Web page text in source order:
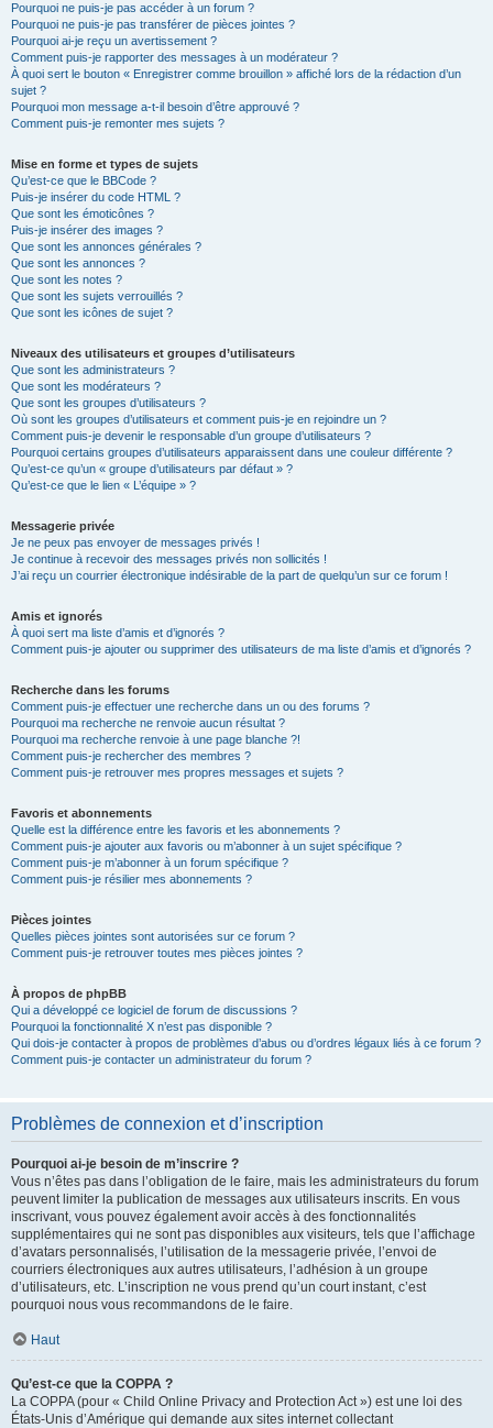
Pourquoi ne puis-je pas accéder à un forum ?
Pourquoi ne puis-je pas transférer de pièces jointes ?
Pourquoi ai-je reçu un avertissement ?
Comment puis-je rapporter des messages à un modérateur ?
À quoi sert le bouton « Enregistrer comme brouillon » affiché lors de la rédaction d’un
sujet ?
Pourquoi mon message a-t-il besoin d’être approuvé ?
Comment puis-je remonter mes sujets ?
Mise en forme et types de sujets
Qu’est-ce que le BBCode ?
Puis-je insérer du code HTML ?
Que sont les émoticônes ?
Puis-je insérer des images ?
Que sont les annonces générales ?
Que sont les annonces ?
Que sont les notes ?
Que sont les sujets verrouillés ?
Que sont les icônes de sujet ?
Niveaux des utilisateurs et groupes d’utilisateurs
Que sont les administrateurs ?
Que sont les modérateurs ?
Que sont les groupes d’utilisateurs ?
Où sont les groupes d’utilisateurs et comment puis-je en rejoindre un ?
Comment puis-je devenir le responsable d’un groupe d’utilisateurs ?
Pourquoi certains groupes d’utilisateurs apparaissent dans une couleur différente ?
Qu’est-ce qu’un « groupe d’utilisateurs par défaut » ?
Qu’est-ce que le lien « L’équipe » ?
Messagerie privée
Je ne peux pas envoyer de messages privés !
Je continue à recevoir des messages privés non sollicités !
J’ai reçu un courrier électronique indésirable de la part de quelqu’un sur ce forum !
Amis et ignorés
À quoi sert ma liste d’amis et d’ignorés ?
Comment puis-je ajouter ou supprimer des utilisateurs de ma liste d’amis et d’ignorés ?
Recherche dans les forums
Comment puis-je effectuer une recherche dans un ou des forums ?
Pourquoi ma recherche ne renvoie aucun résultat ?
Pourquoi ma recherche renvoie à une page blanche ?!
Comment puis-je rechercher des membres ?
Comment puis-je retrouver mes propres messages et sujets ?
Favoris et abonnements
Quelle est la différence entre les favoris et les abonnements ?
Comment puis-je ajouter aux favoris ou m’abonner à un sujet spécifique ?
Comment puis-je m’abonner à un forum spécifique ?
Comment puis-je résilier mes abonnements ?
Pièces jointes
Quelles pièces jointes sont autorisées sur ce forum ?
Comment puis-je retrouver toutes mes pièces jointes ?
À propos de phpBB
Qui a développé ce logiciel de forum de discussions ?
Pourquoi la fonctionnalité X n’est pas disponible ?
Qui dois-je contacter à propos de problèmes d’abus ou d’ordres légaux liés à ce forum ?
Comment puis-je contacter un administrateur du forum ?
Problèmes de connexion et d’inscription
Pourquoi ai-je besoin de m’inscrire ?
Vous n’êtes pas dans l’obligation de le faire, mais les administrateurs du forum
peuvent limiter la publication de messages aux utilisateurs inscrits. En vous
inscrivant, vous pouvez également avoir accès à des fonctionnalités
supplémentaires qui ne sont pas disponibles aux visiteurs, tels que l’affichage
d’avatars personnalisés, l’utilisation de la messagerie privée, l’envoi de
courriers électroniques aux autres utilisateurs, l’adhésion à un groupe
d’utilisateurs, etc. L’inscription ne vous prend qu’un court instant, c’est
pourquoi nous vous recommandons de le faire.
Haut
Qu’est-ce que la COPPA ?
La COPPA (pour « Child Online Privacy and Protection Act ») est une loi des
États-Unis d’Amérique qui demande aux sites internet collectant